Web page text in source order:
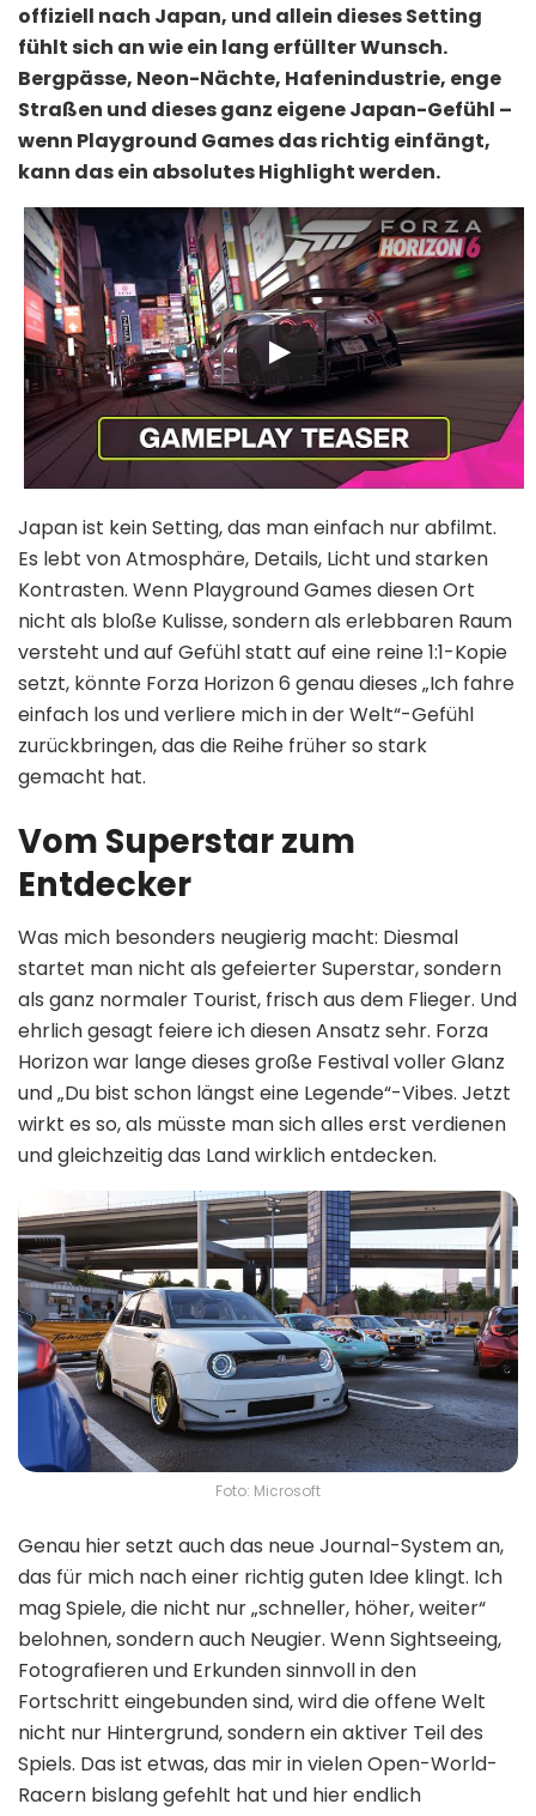
offiziell nach Japan, und allein dieses Setting
fühlt sich an wie ein lang erfüllter Wunsch.
Bergpässe, Neon-Nächte, Hafenindustrie, enge
Straßen und dieses ganz eigene Japan-Gefühl –
wenn Playground Games das richtig einfängt,
kann das ein absolutes Highlight werden.
Japan ist kein Setting, das man einfach nur abfilmt.
Es lebt von Atmosphäre, Details, Licht und starken
Kontrasten. Wenn Playground Games diesen Ort
nicht als bloße Kulisse, sondern als erlebbaren Raum
versteht und auf Gefühl statt auf eine reine 1:1-Kopie
setzt, könnte Forza Horizon 6 genau dieses „Ich fahre
einfach los und verliere mich in der Welt“-Gefühl
zurückbringen, das die Reihe früher so stark
gemacht hat.
Vom Superstar zum
Entdecker
Was mich besonders neugierig macht: Diesmal
startet man nicht als gefeierter Superstar, sondern
als ganz normaler Tourist, frisch aus dem Flieger. Und
ehrlich gesagt feiere ich diesen Ansatz sehr. Forza
Horizon war lange dieses große Festival voller Glanz
und „Du bist schon längst eine Legende“-Vibes. Jetzt
wirkt es so, als müsste man sich alles erst verdienen
und gleichzeitig das Land wirklich entdecken.
Foto: Microsoft
Genau hier setzt auch das neue Journal-System an,
das für mich nach einer richtig guten Idee klingt. Ich
mag Spiele, die nicht nur „schneller, höher, weiter“
belohnen, sondern auch Neugier. Wenn Sightseeing,
Fotografieren und Erkunden sinnvoll in den
Fortschritt eingebunden sind, wird die offene Welt
nicht nur Hintergrund, sondern ein aktiver Teil des
Spiels. Das ist etwas, das mir in vielen Open-World-
Racern bislang gefehlt hat und hier endlich